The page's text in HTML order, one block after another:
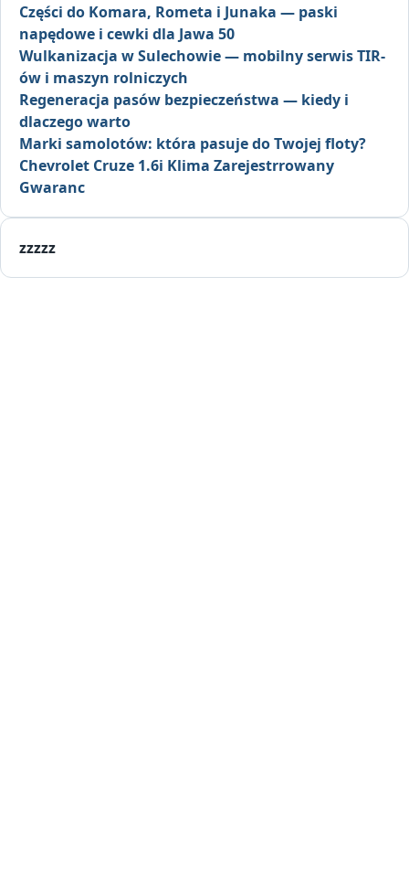
Części do Komara, Rometa i Junaka — paski
napędowe i cewki dla Jawa 50
Wulkanizacja w Sulechowie — mobilny serwis TIR-
ów i maszyn rolniczych
Regeneracja pasów bezpieczeństwa — kiedy i
dlaczego warto
Marki samolotów: która pasuje do Twojej floty?
Chevrolet Cruze 1.6i Klima Zarejestrrowany
Gwaranc
zzzzz